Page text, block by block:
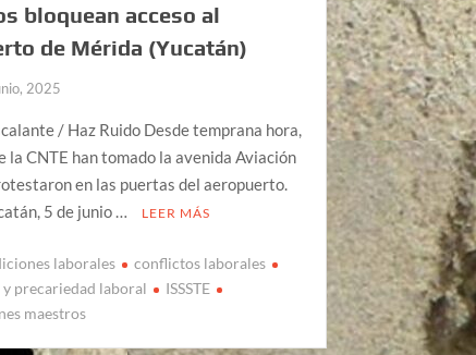
bloquean acceso al
de Mérida (Yucatán)
2025
/ Haz Ruido Desde temprana hora,
la CNTE han tomado la avenida Aviación
en las puertas del aeropuerto.
5 de junio …
LEER MÁS
laborales
conflictos laborales
precariedad laboral
ISSSTE
maestros